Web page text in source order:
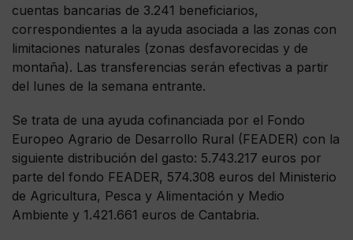
cuentas bancarias de 3.241 beneficiarios,
correspondientes a la ayuda asociada a las zonas con
limitaciones naturales (zonas desfavorecidas y de
montaña). Las transferencias serán efectivas a partir
del lunes de la semana entrante.
Se trata de una ayuda cofinanciada por el Fondo
Europeo Agrario de Desarrollo Rural (FEADER) con la
siguiente distribución del gasto: 5.743.217 euros por
parte del fondo FEADER, 574.308 euros del Ministerio
de Agricultura, Pesca y Alimentación y Medio
Ambiente y 1.421.661 euros de Cantabria.